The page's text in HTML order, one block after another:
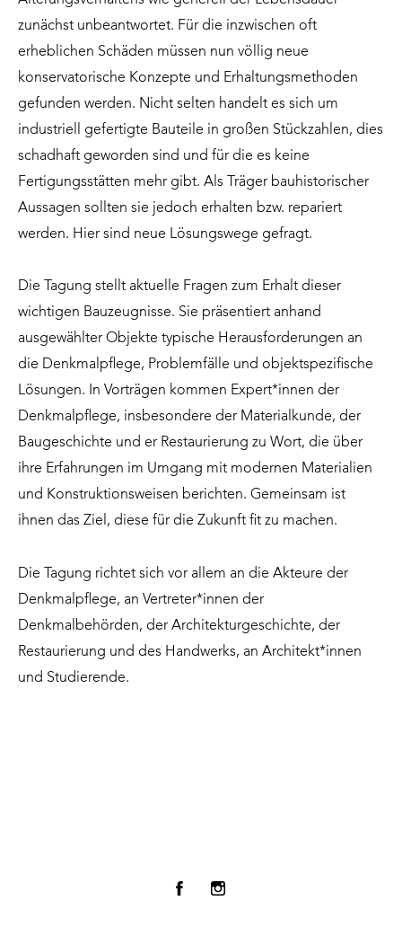
zunächst unbeantwortet. Für die inzwischen oft
erheblichen Schäden müssen nun völlig neue
konservatorische Konzepte und Erhaltungsmethoden
gefunden werden. Nicht selten handelt es sich um
industriell gefertigte Bauteile in großen Stückzahlen, dies
schadhaft geworden sind und für die es keine
Fertigungsstätten mehr gibt. Als Träger bauhistorischer
Aussagen sollten sie jedoch erhalten bzw. repariert
werden. Hier sind neue Lösungswege gefragt.
Die Tagung stellt aktuelle Fragen zum Erhalt dieser
wichtigen Bauzeugnisse. Sie präsentiert anhand
ausgewählter Objekte typische Herausforderungen an
die Denkmalpflege, Problemfälle und objektspezifische
Lösungen. In Vorträgen kommen Expert*innen der
Denkmalpflege, insbesondere der Materialkunde, der
Baugeschichte und er Restaurierung zu Wort, die über
ihre Erfahrungen im Umgang mit modernen Materialien
und Konstruktionsweisen berichten. Gemeinsam ist
ihnen das Ziel, diese für die Zukunft fit zu machen.
Die Tagung richtet sich vor allem an die Akteure der
Denkmalpflege, an Vertreter*innen der
Denkmalbehörden, der Architekturgeschichte, der
Restaurierung und des Handwerks, an Architekt*innen
und Studierende.